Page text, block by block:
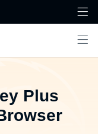
Plus